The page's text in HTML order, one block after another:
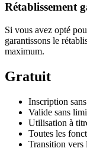
Rétablissement
Si vous avez opté
garantissons le
maximum.
Gratuit
Inscription
Valide sans
Utilisation à
Toutes les
Transition vers